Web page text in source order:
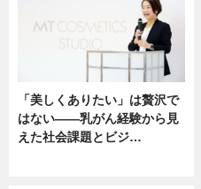
「美しくありたい」は贅沢で
はない――乳がん経験から見
えた社会課題とビジ…